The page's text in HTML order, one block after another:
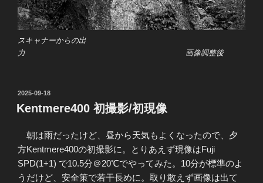
スキャナーからの出
力 画像調整後
投
稿
日:
2025-09-18
Kentmere400 初撮影/初現像
朝は雨だったけど、昼から天気もよくなったので、夕
方Kentmere400の初撮影に。とりあえず現像はFuji
SPD(1+1) で10.5分＠20℃でやってみた。10分が標準のよ
うだけど、安全策で若干長めに。取り敢えず画像は出て